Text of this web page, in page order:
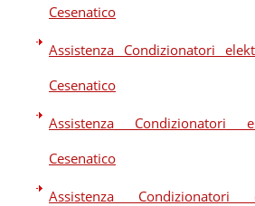
Cesenatico
Assistenza Condizionatori
Cesenatico
Assistenza Condizionatori
Cesenatico
Assistenza Condizionatori